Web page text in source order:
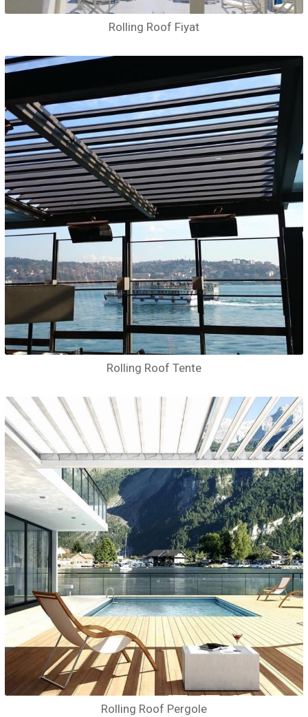
Rolling Roof Fiyat
Rolling Roof Tente
Rolling Roof Pergole